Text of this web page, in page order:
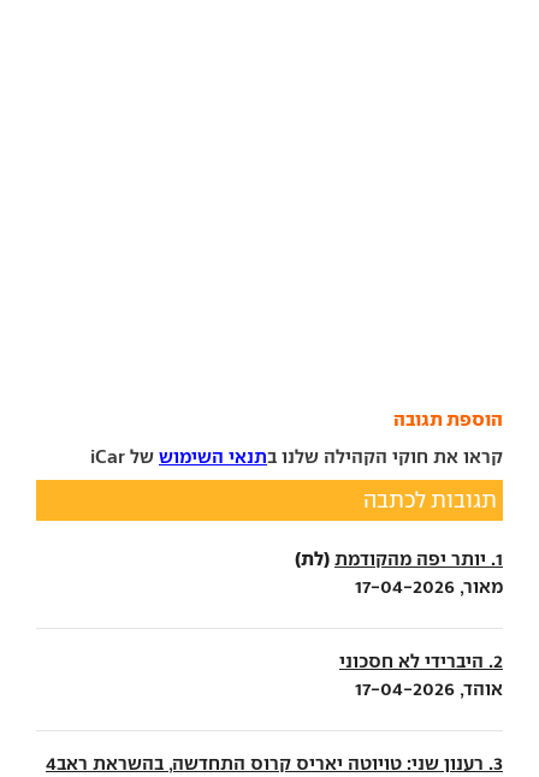
הוספת תגובה
קראו את חוקי הקהילה שלנו בתנאי השימוש של iCar
תגובות לכתבה
1. יותר יפה מהקודמת (לת)
מאור, 17-04-2026
2. היברידי לא חסכוני
אוהד, 17-04-2026
3. רענון שני: טויוטה יאריס קרוס התחדשה, בהשראת ראב4